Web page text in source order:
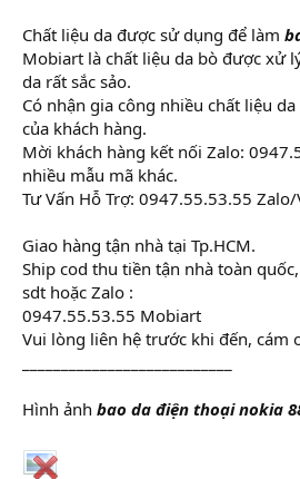
Chất liệu da được sử dụng để làm
Mobiart là chất liệu da bò được xử
da rất sắc sảo.
Có nhận gia công nhiều chất liệu
của khách hàng.
Mời khách hàng kết nối Zalo:
nhiều mẫu mã khác.
Tư Vấn Hỗ Trợ: 0947.55.53.55
Giao hàng tận nhà tại Tp.HCM.
Ship cod thu tiền tận nhà toàn
sdt hoặc Zalo :
0947.55.53.55 Mobiart
Vui lòng liên hệ trước khi đến, cám
Hình ảnh bao da điện thoại nokia